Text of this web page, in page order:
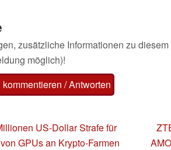
zusätzliche Informationen zu
möglich)!
/ Antworten
US-Dollar Strafe für
GPUs an Krypto-Farmen